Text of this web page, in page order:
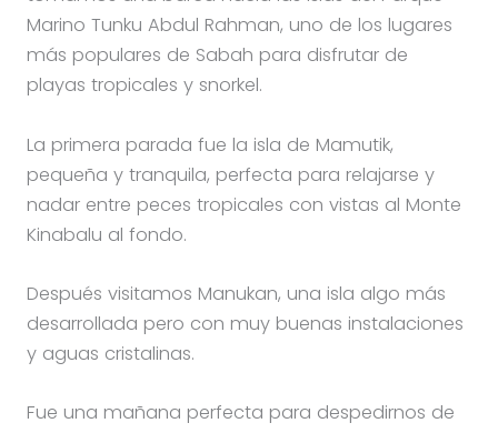
Marino Tunku Abdul Rahman, uno de los lugares
más populares de Sabah para disfrutar de
playas tropicales y snorkel.
La primera parada fue la isla de Mamutik,
pequeña y tranquila, perfecta para relajarse y
nadar entre peces tropicales con vistas al Monte
Kinabalu al fondo.
Después visitamos Manukan, una isla algo más
desarrollada pero con muy buenas instalaciones
y aguas cristalinas.
Fue una mañana perfecta para despedirnos de